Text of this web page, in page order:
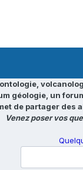
géologie, un
de partager des
Venez poser vos